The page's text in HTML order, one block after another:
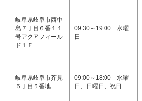
岐阜県岐阜市西中
島７丁目６番１１
号アクアフィール
ド１Ｆ
09:30～19:00 水曜
日
岐阜県岐阜市芥見
５丁目６番地
09:00～18:00 水曜
日、日曜日、祝日